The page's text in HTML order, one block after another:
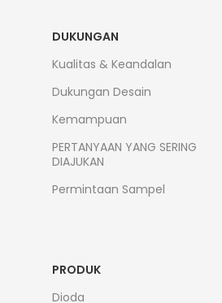
DUKUNGAN
Kualitas & Keandalan
Dukungan Desain
Kemampuan
PERTANYAAN YANG SERING
DIAJUKAN
Permintaan Sampel
PRODUK
Dioda